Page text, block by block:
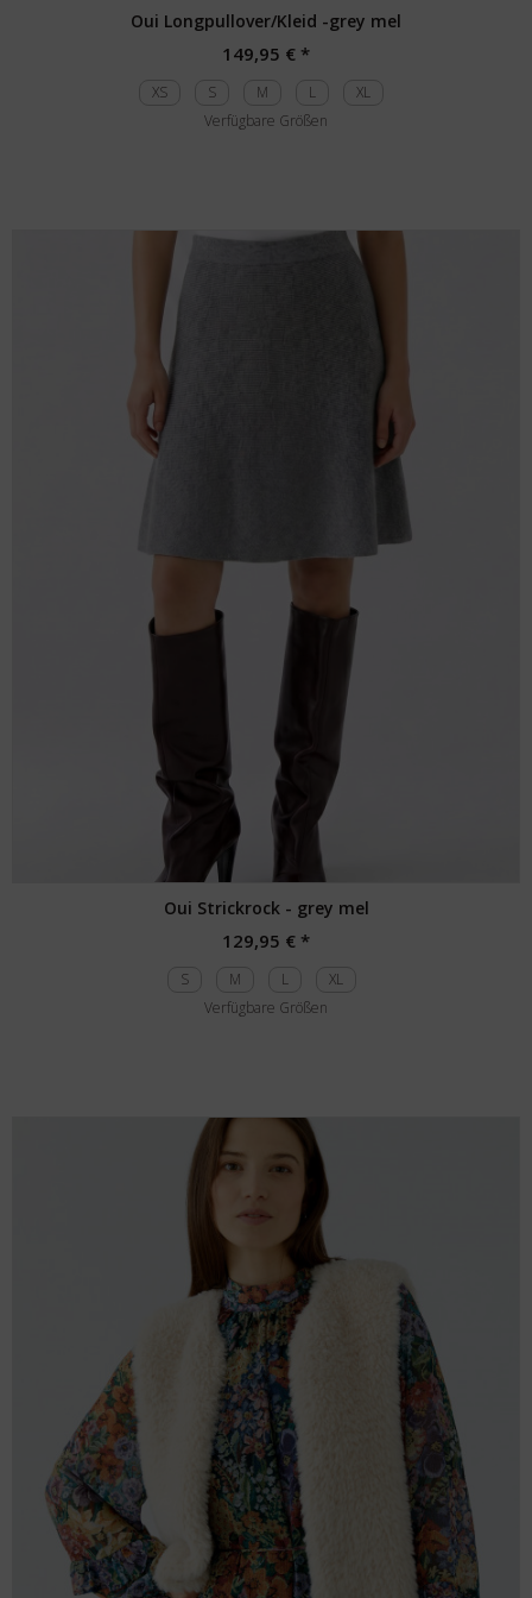
Oui Longpullover/Kleid -grey mel
149,95 € *
XS S M L
XL
Verfügbare Größen
Oui Strickrock - grey mel
129,95 € *
S M L
XL
Verfügbare Größen